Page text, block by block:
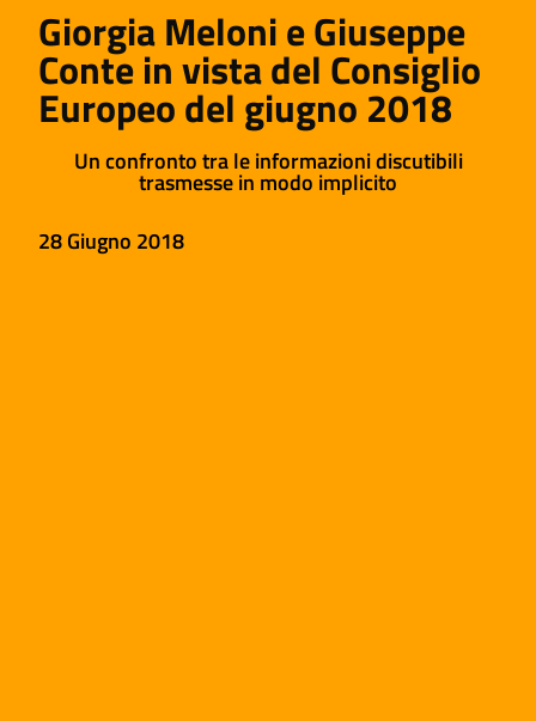
Giorgia Meloni e Giuseppe
Conte in vista del Consiglio
Europeo del giugno 2018
Un confronto tra le informazioni discutibili
trasmesse in modo implicito
28 Giugno 2018